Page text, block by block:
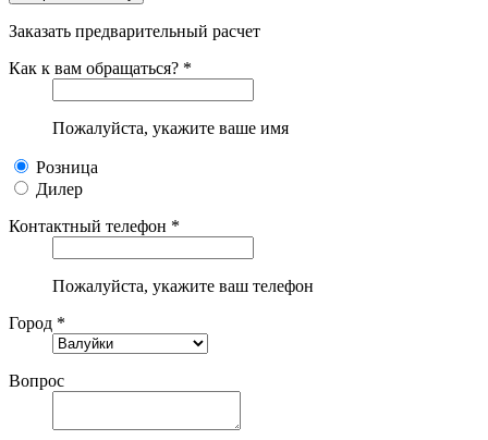
Заказать предварительный расчет
Как к вам обращаться? *
Пожалуйста, укажите ваше имя
Розница
Дилер
Контактный телефон *
Пожалуйста, укажите ваш телефон
Город *
Вопрос